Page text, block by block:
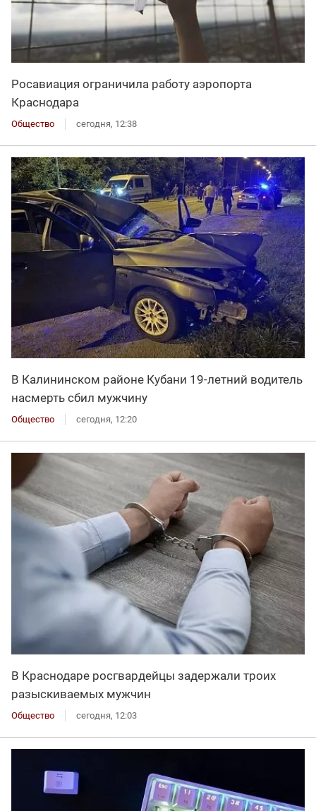
Росавиация ограничила работу аэропорта
Краснодара
Общество сегодня, 12:38
В Калининском районе Кубани 19-летний водитель
насмерть сбил мужчину
Общество сегодня, 12:20
В Краснодаре росгвардейцы задержали троих
разыскиваемых мужчин
Общество сегодня, 12:03